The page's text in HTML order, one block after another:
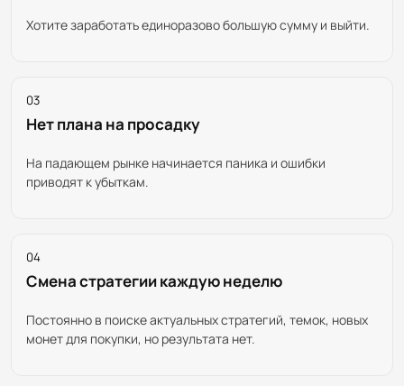
Хотите заработать единоразово большую сумму и выйти.
03
Нет плана на просадку
На падающем рынке начинается паника и ошибки
приводят к убыткам.
04
Смена стратегии каждую неделю
Постоянно в поиске актуальных стратегий, темок, новых
монет для покупки, но результата нет.